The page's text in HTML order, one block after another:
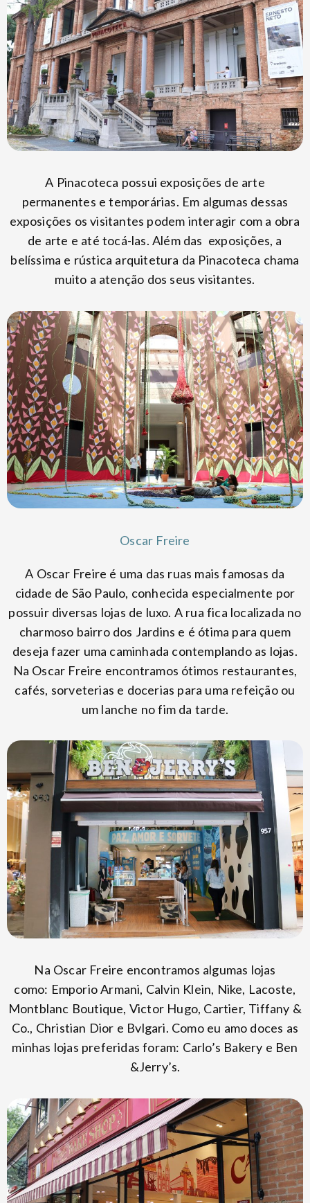
A Pinacoteca possui exposições de arte
permanentes e temporárias. Em algumas dessas
exposições os visitantes podem interagir com a obra
de arte e até tocá-las. Além das exposições, a
belíssima e rústica arquitetura da Pinacoteca chama
muito a atenção dos seus visitantes.
Oscar Freire
A Oscar Freire é uma das ruas mais famosas da
cidade de São Paulo, conhecida especialmente por
possuir diversas lojas de luxo. A rua fica localizada no
charmoso bairro dos Jardins e é ótima para quem
deseja fazer uma caminhada contemplando as lojas.
Na Oscar Freire encontramos ótimos restaurantes,
cafés, sorveterias e docerias para uma refeição ou
um lanche no fim da tarde.
Na Oscar Freire encontramos algumas lojas
como: Emporio Armani, Calvin Klein, Nike, Lacoste,
Montblanc Boutique, Victor Hugo, Cartier, Tiffany &
Co., Christian Dior e Bvlgari. Como eu amo doces as
minhas lojas preferidas foram: Carlo’s Bakery e Ben
&Jerry’s.